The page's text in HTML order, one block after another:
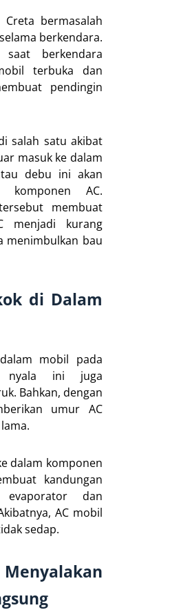
bermasalah
berkendara.
berkendara
terbuka dan
pendingin
salah satu akibat
masuk ke dalam
debu ini akan
komponen AC.
membuat
menjadi kurang
menimbulkan bau
di Dalam
mobil pada
nyala ini juga
Bahkan, dengan
umur AC
dalam komponen
kandungan
evaporator dan
AC mobil
sedap.